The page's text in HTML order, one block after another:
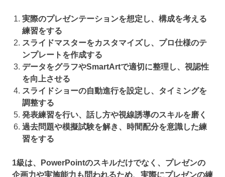
実際のプレゼンテーションを想定し、構成を考える
練習をする
スライドマスターをカスタマイズし、プロ仕様のテ
ンプレートを作成する
データをグラフやSmartArtで適切に整理し、視認性
を向上させる
スライドショーの自動進行を設定し、タイミングを
調整する
発表練習を行い、話し方や視線誘導のスキルを磨く
過去問題や模擬試験を解き、時間配分を意識した練
習をする
1級は、PowerPointのスキルだけでなく、プレゼンの
企画力や実施能力も問われるため、実際にプレゼンの練